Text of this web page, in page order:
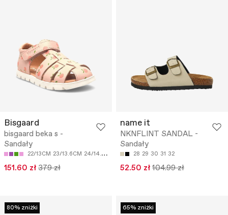
Bisgaard
bisgaard beka s -
Sandały
22/13CM 23/13.6CM 24/14.2CM 25/14.8CM 26/15.5CM
151.60 zł 379 zł
name it
NKNFLINT SANDAL -
Sandały
28 29 30 31 32
52.50 zł 104.99 zł
80% zniżki 65% zniżki